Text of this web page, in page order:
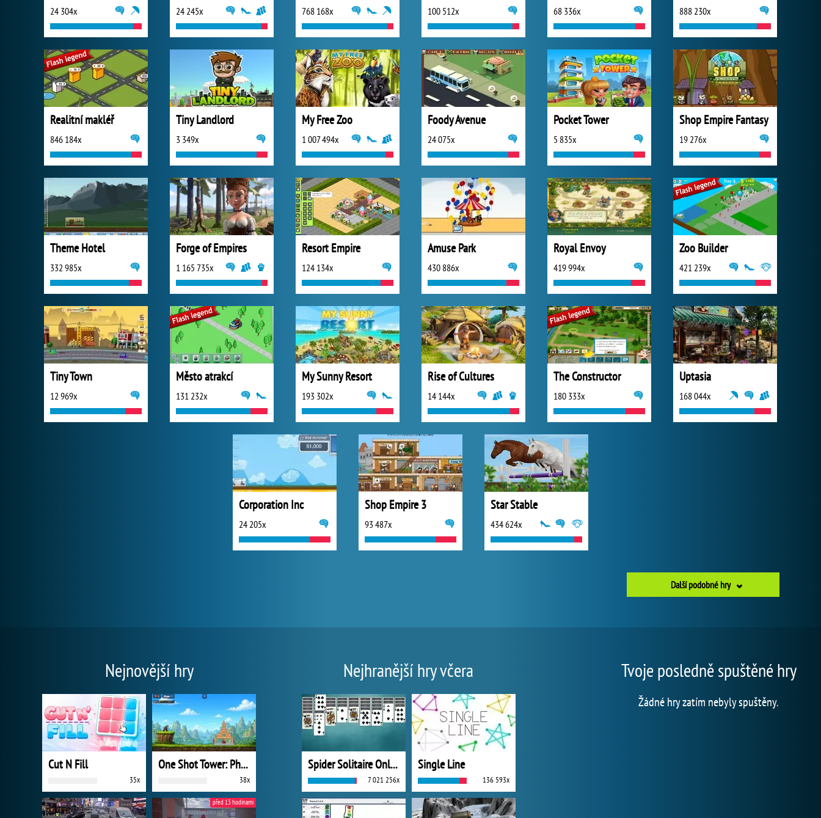
24 304x 24 245x 768 168x 100 512x 68 336x 888 230x
Realitní makléř
846 184x
Tiny Landlord
3 349x
My Free Zoo
1 007 494x
Foody Avenue
24 075x
Pocket Tower
5 835x
Shop Empire Fantasy
19 276x
Theme Hotel
332 985x
Forge of Empires
1 165 735x
Resort Empire
124 134x
Amuse Park
430 886x
Royal Envoy
419 994x
Zoo Builder
421 239x
Tiny Town
12 969x
Město atrakcí
131 232x
My Sunny Resort
193 302x
Rise of Cultures
14 144x
The Constructor
180 333x
Uptasia
168 044x
Corporation Inc
24 205x
Shop Empire 3
93 487x
Star Stable
434 624x
Další podobné hry
Nejnovější hry
Cut N Fill
35x
One Shot Tower: Physics Destroyer
38x
před 13 hodinami
Nejhranější hry včera
Spider Solitaire Online
7 021 256x
Single Line
136 593x
Tvoje posledně spuštěné hry
Žádné hry zatím nebyly spuštěny.